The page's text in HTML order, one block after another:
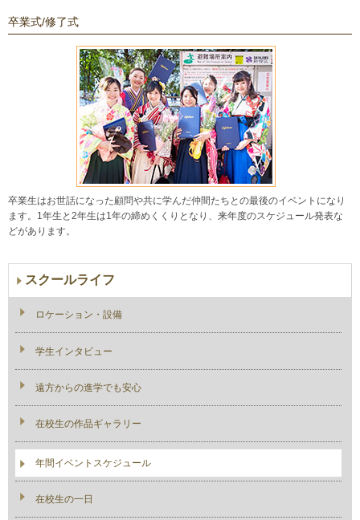
卒業式/修了式
卒業生はお世話になった顧問や共に学んだ仲間たちとの最後のイベントになり
ます。1年生と2年生は1年の締めくくりとなり、来年度のスケジュール発表な
どがあります。
スクールライフ
ロケーション・設備
学生インタビュー
遠方からの進学でも安心
在校生の作品ギャラリー
年間イベントスケジュール
在校生の一日